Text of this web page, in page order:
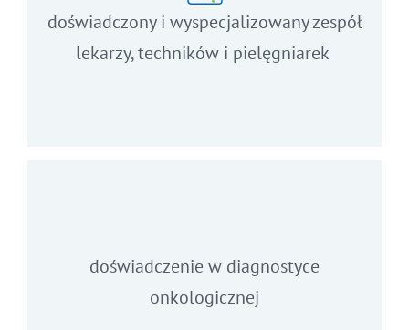
doświadczony i wyspecjalizowany zespół
lekarzy, techników i pielęgniarek
doświadczenie w diagnostyce
onkologicznej